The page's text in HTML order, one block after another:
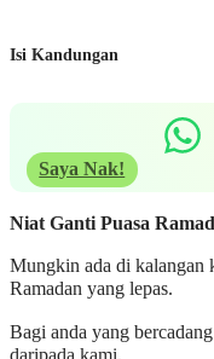
Isi Kandungan
Saya Nak!
Niat Ganti Puasa
Mungkin ada di kalangan
Ramadan yang lepas.
Bagi anda yang